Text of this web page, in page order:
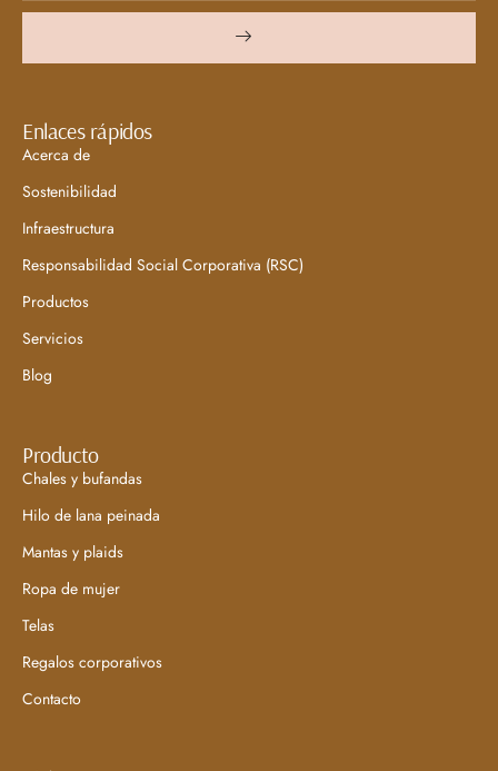
Enlaces rápidos
Acerca de
Sostenibilidad
Infraestructura
Responsabilidad Social Corporativa (RSC)
Productos
Servicios
Blog
Producto
Chales y bufandas
Hilo de lana peinada
Mantas y plaids
Ropa de mujer
Telas
Regalos corporativos
Contacto